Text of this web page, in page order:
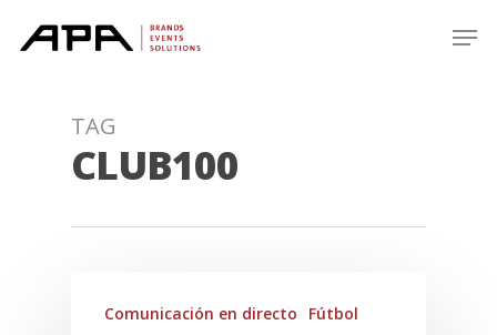
TAG
CLUB100
Comunicación en directo Fútbol